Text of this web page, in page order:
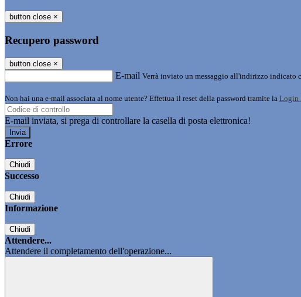
button close ×
Recupero password
button close ×
E-mail Verrà inviato un messaggio all'indirizzo indicato
Non hai una e-mail associata al nome utente? Effettua il reset della password tramite la Login
E-mail inviata, si prega di controllare la casella di posta elettronica!
Errore
Chiudi
Successo
Chiudi
Informazione
Chiudi
Attendere...
Attendere il completamento dell'operazione...